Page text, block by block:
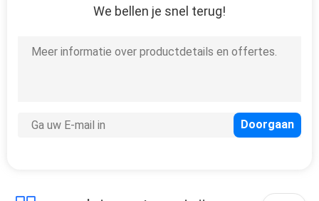
We bellen je snel terug!